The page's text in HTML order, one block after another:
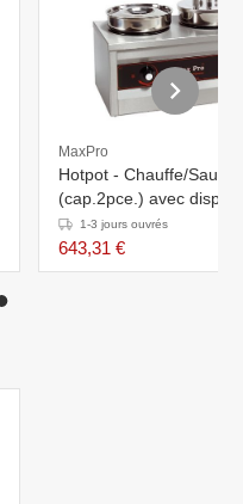
MaxPro
Hotpot - Chauffe/
(cap.2pce.) avec
2x4,5 Litres - 320W - H
1-3 jours ouvrés
643,31 €